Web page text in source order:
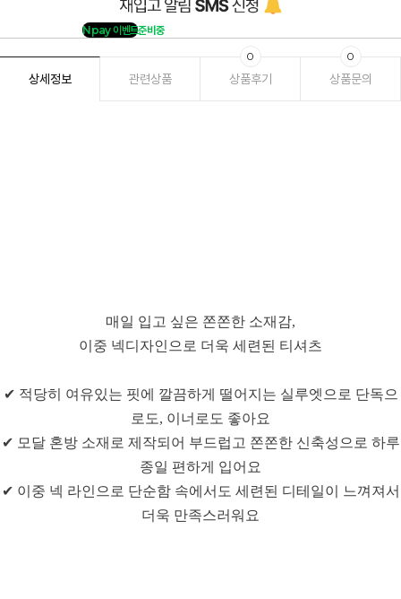
Npay 이벤트준비중
상세정보 관련상품 상품후기
0
상품문의
0
매일 입고 싶은 쫀쫀한 소재감,
이중 넥디자인으로 더욱 세련된 티셔츠
✔ 적당히 여유있는 핏에 깔끔하게 떨어지는 실루엣으로 단독으
로도, 이너로도 좋아요
✔ 모달 혼방 소재로 제작되어 부드럽고 쫀쫀한 신축성으로 하루
종일 편하게 입어요
✔ 이중 넥 라인으로 단순함 속에서도 세련된 디테일이 느껴져서
더욱 만족스러워요